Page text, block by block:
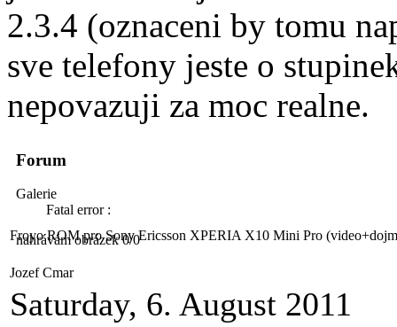
2.3.4 (oznaceni by tomu
sve telefony jeste o
nepovazuji za moc realne.
Forum
Galerie
Fatal error :
nahrávám obrázek 0/0
Froyo ROM pro Sony Ericsson XPERIA X10 Mini Pro
Jozef Cmar
Saturday, 6. August 2011